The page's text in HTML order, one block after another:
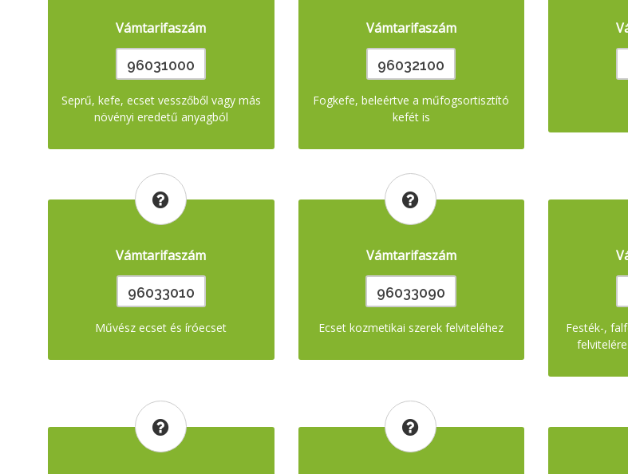
Vámtarifaszám
96031000
Seprű, kefe, ecset vesszőből vagy más
növényi eredetű anyagból
Vámtarifaszám
96032100
Fogkefe, beleértve a műfogsortisztító
kefét is
Vámtarifaszám
96033010
Művész ecset és íróecset
Vámtarifaszám
96033090
Ecset kozmetikai szerek felviteléhez
Festék-,